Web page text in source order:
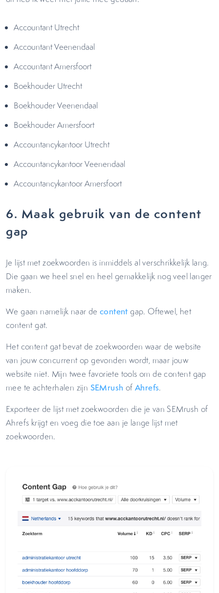
Accountant Utrecht
Accountant Veenendaal
Accountant Amersfoort
Boekhouder Utrecht
Boekhouder Veenendaal
Boekhouder Amersfoort
Accountancykantoor Utrecht
Accountancykantoor Veenendaal
Accountancykantoor Amersfoort
6. Maak gebruik van de content
gap
Je lijst met zoekwoorden is inmiddels al verschrikkelijk lang.
Die gaan we heel snel en heel gemakkelijk nog veel langer
maken.
We gaan namelijk naar de content gap. Oftewel, het
content gat.
Het content gat bevat de zoekwoorden waar de website
van jouw concurrent op gevonden wordt, maar jouw
website niet. Mijn twee favoriete tools om de content gap
mee te achterhalen zijn SEMrush ofAhrefs.
Exporteer de lijst met zoekwoorden die je van SEMrush of
Ahrefs krijgt en voeg die toe aan je lange lijst met
zoekwoorden.